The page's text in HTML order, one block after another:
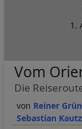
1.
Reiner
Sebastian Kautz
Vom
Die